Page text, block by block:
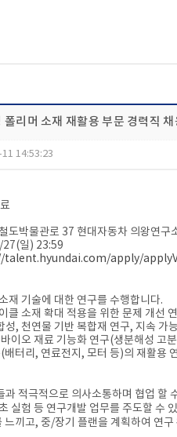
폴리머 소재 재활용 부문 경력직 채
14:53:23
도박물관로 37 현대자동차 의왕연구
27(일) 23:59
talent.hyundai.com/apply/
재 기술에 대한 연구를 수행합니다.
클 소재 확대 적용을 위한 문제 개선
성, 천연물 기반 복합재 연구, 지속 가
이오 재료 기능화 연구(생분해성 고
터리, 연료전지, 모터 등)의 재활용
과 적극적으로 의사소통하며 협업 할
실험 등 연구개발 업무를 주도할 수
느끼고, 중/장기 플랜을 계획하여 연